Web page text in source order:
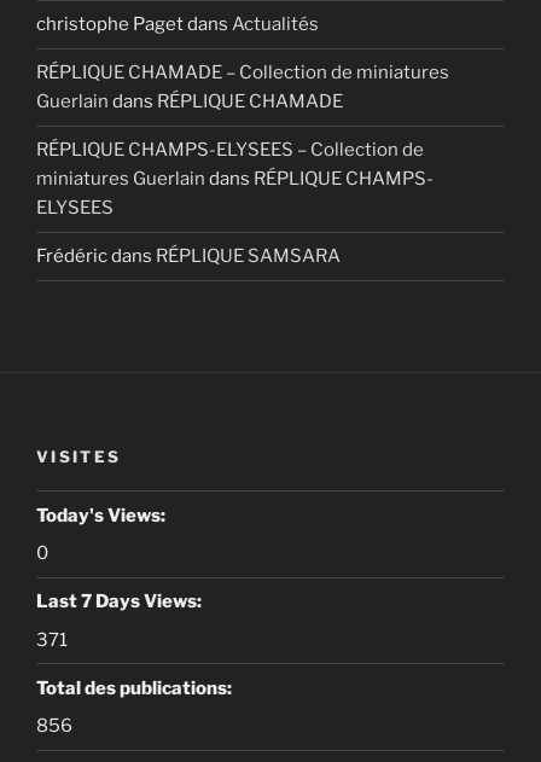
christophe Pagetdans Actualités
RÉPLIQUE CHAMADE – Collection de miniatures
Guerlain dans RÉPLIQUE CHAMADE
RÉPLIQUE CHAMPS-ELYSEES – Collection de
miniatures Guerlain dans RÉPLIQUE CHAMPS-
ELYSEES
Frédéricdans RÉPLIQUE SAMSARA
VISITES
Today's Views:
0
Last 7 Days Views:
371
Total des publications:
856